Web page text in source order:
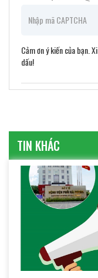
Cảm ơn ý kiến của bạn.
dấu!
TIN KHÁC